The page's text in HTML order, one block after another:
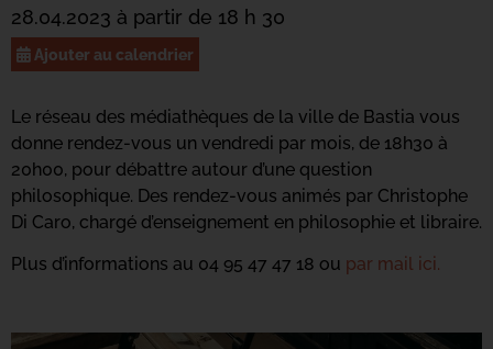
28.04.2023 à partir de 18 h 30
Ajouter au calendrier
Le réseau des médiathèques de la ville de Bastia vous
donne rendez-vous un vendredi par mois, de 18h30 à
20h00, pour débattre autour d’une question
philosophique. Des rendez-vous animés par Christophe
Di Caro, chargé d’enseignement en philosophie et libraire.
Plus d’informations au 04 95 47 47 18 ou par mail ici.